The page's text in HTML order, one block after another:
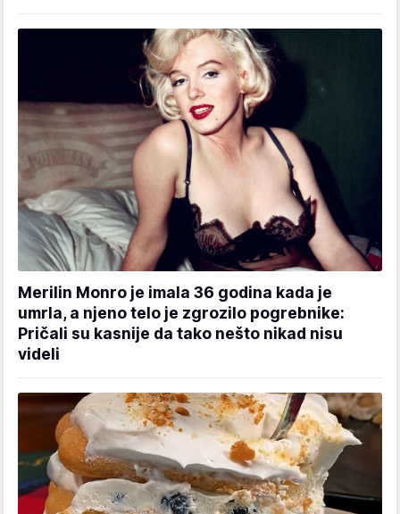
Merilin Monro je imala 36 godina kada je
umrla, a njeno telo je zgrozilo pogrebnike:
Pričali su kasnije da tako nešto nikad nisu
videli